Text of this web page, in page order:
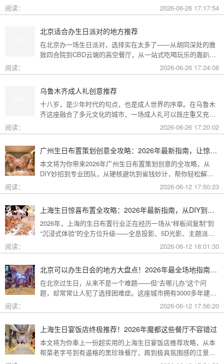
阅读：
2026-06-26 17:17:54
北京适合办生日派对的地方推荐
在北京办一场生日派对，选择实在太多了——从胡同深处的雅
致四合院到CBD云端的高空餐厅，从一站式吃喝玩乐的轰趴别
墅到充满野趣的京郊草坪。为了让你快速找到最心仪的那一
个，我把不同类型的场地分好了类，直接对号入座就行。
阅读： 2026-06-26 17:24:08
乌鲁木齐成人礼创意推荐
十八岁，是少年时代的句点，也是成人世界的序章。在乌鲁木
齐这座融合了多元文化的城市，一场成人礼可以既庄重又充满
创意。这份攻略为你梳理了从传统仪式到现代派对的多种可
能，希望能帮你找到最独特的那一种。
阅读： 2026-06-26 17:20:02
广州生日布置策划创意全攻略：2026年最新指南，让惊喜成为最难忘的记忆
本文将为你带来2026年广州生日布置策划创意的全攻略，从
DIY妙招到专业团队，从硬核避坑到省钱妙计，帮你轻松解锁
阅读： 2026-06-12 17:50:23
上海生日惊喜布置全攻略：2026年最新指南，从DIY到专业策划一站搞定
2026年，上海的生日布置行业正在经历一场从“样板间复制”到
“沉浸式体验”的全方位升级——全息投影、5D光影、主题派对
套餐层出不穷。本文将为你带来上海生日惊喜布置的2026年最
新全攻略，从低成本DIY到高端定制，从惊喜创意到趋势解
阅读： 2026-06-12 18:01:30
北京可以办生日会的地方大盘点！2026年最全场地指南，总有一款适合你
在北京过生日，从来不是一个难题——但“去哪儿办”这个问
题，却常常让人犯了选择困难症。这座城市拥有3000多年建城
史，既有恢弘大气的皇家园林、典雅别致的胡同四合院，也有
摩登时尚的CBD高空餐厅、融合传统与现代的潮人打卡地。无
友圈的派对，还是带小朋友度过一个充满童趣的生日，这篇
2026年北京生日会场地全指南都能帮你找到答案！
阅读： 2026-06-12 17:56:20
上海生日宴饭店终极推荐！2026年魔都这些餐厅不容错过
本文将为你奉上一份超实用的上海生日宴饭店推荐攻略，从本
帮菜老字号到有逼格的黑珍珠餐厅，再到极具氛围感的江景私